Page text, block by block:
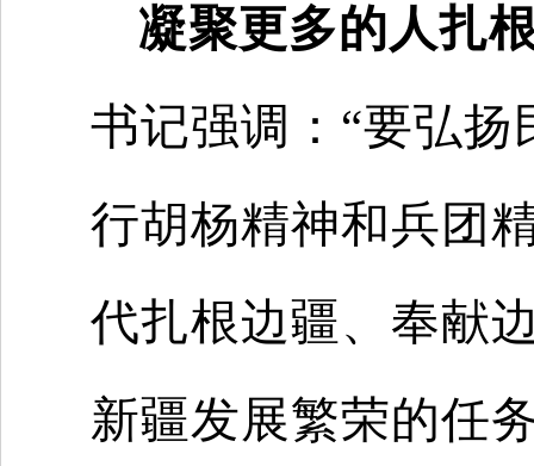
凝聚更多的人扎
书记强调：“要弘
行胡杨精神和兵团
代扎根边疆、奉献
新疆发展繁荣的任